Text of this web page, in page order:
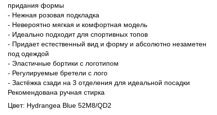
придания формы
- Нежная розовая подкладка
- Невероятно мягкая и комфортная модель
- Идеально подходит для спортивных топов
- Придает естественный вид и форму и абсолютно незаметен
под одеждой
- Эластичные бортики с логотипом
- Регулируемые бретели с лого
- Застёжка сзади на 3 отделения для идеальной посадки
Рекомендована ручная стирка
Цвет: Hydrangea Blue 52M8/QD2